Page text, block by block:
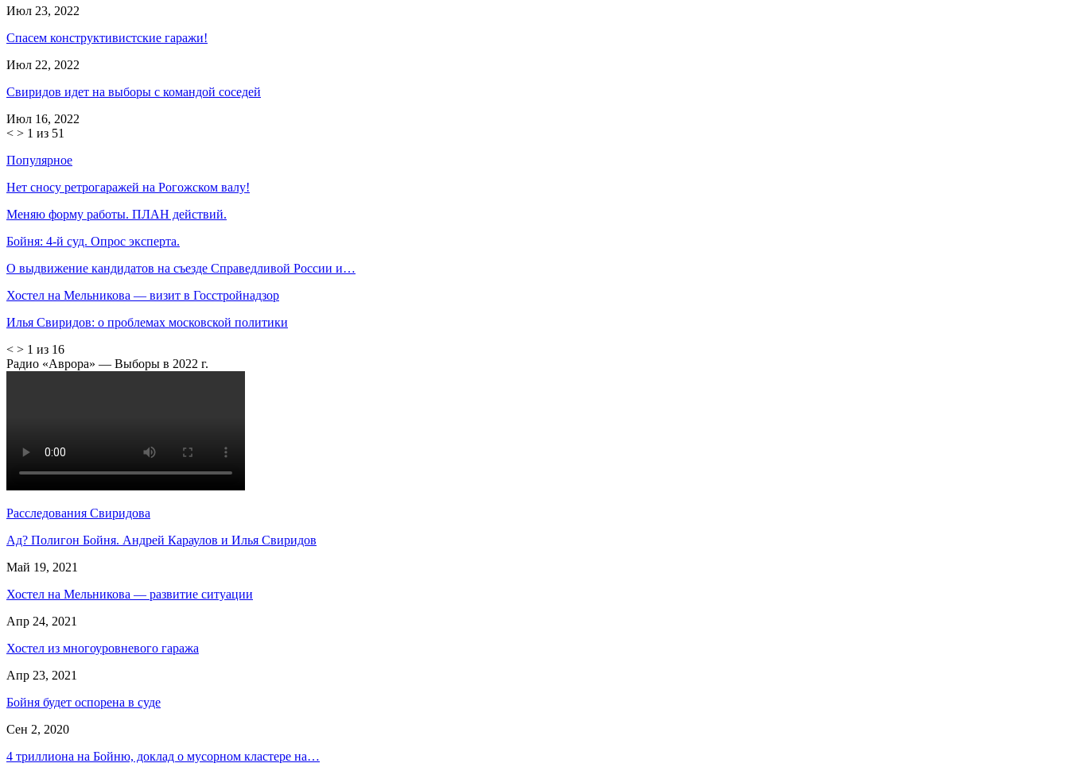
Июл 23, 2022
Спасем конструктивистские гаражи!
Июл 22, 2022
Свиридов идет на выборы с командой соседей
Июл 16, 2022
< > 1 из 51
Популярное
Нет сносу ретрогаражей на Рогожском валу!
Меняю форму работы. ПЛАН действий.
Бойня: 4-й суд. Опрос эксперта.
О выдвижение кандидатов на съезде Справедливой России и…
Хостел на Мельникова — визит в Госстройнадзор
Илья Свиридов: о проблемах московской политики
< > 1 из 16
Радио «Аврора» — Выборы в 2022 г.
Расследования Свиридова
Ад? Полигон Бойня. Андрей Караулов и Илья Свиридов
Май 19, 2021
Хостел на Мельникова — развитие ситуации
Апр 24, 2021
Хостел из многоуровневого гаража
Апр 23, 2021
Бойня будет оспорена в суде
Сен 2, 2020
4 триллиона на Бойню, доклад о мусорном кластере на…